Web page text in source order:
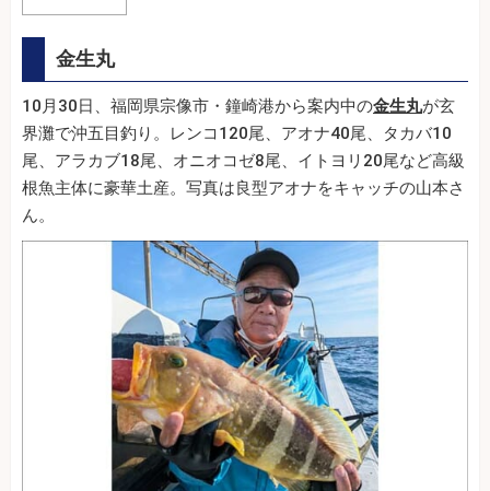
金生丸
10月30日、福岡県宗像市・鐘崎港から案内中の金生丸が玄
界灘で沖五目釣り。レンコ120尾、アオナ40尾、タカバ10
尾、アラカブ18尾、オニオコゼ8尾、イトヨリ20尾など高級
根魚主体に豪華土産。写真は良型アオナをキャッチの山本さ
ん。